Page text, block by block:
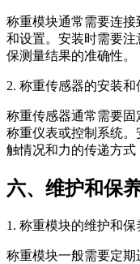
称重模块通常需要连
和设置。安装时需要
保测量结果的准确性。
2. 称重传感器的安装和
称重传感器通常需要固
称重仪表或控制系统
触情况和力的传递方式
六、维护和保
1. 称重模块的维护和保
称重模块一般需要定